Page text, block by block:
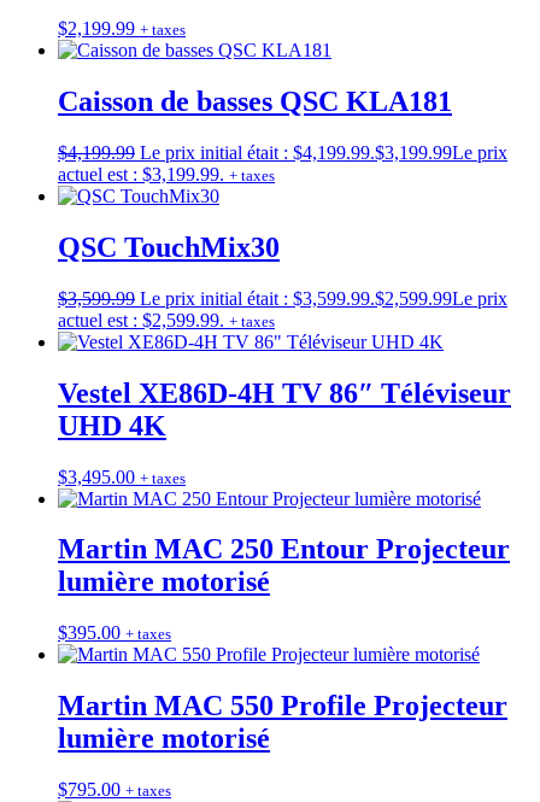
$2,199.99 + taxes
Caisson de basses QSC KLA181
$4,199.99 Le prix initial était : $4,199.99.$3,199.99Le prix
actuel est : $3,199.99. + taxes
QSC TouchMix30
$3,599.99 Le prix initial était : $3,599.99.$2,599.99Le prix
actuel est : $2,599.99. + taxes
Vestel XE86D-4H TV 86″ Téléviseur
UHD 4K
$3,495.00 + taxes
Martin MAC 250 Entour Projecteur
lumière motorisé
$395.00 + taxes
Martin MAC 550 Profile Projecteur
lumière motorisé
$795.00 + taxes